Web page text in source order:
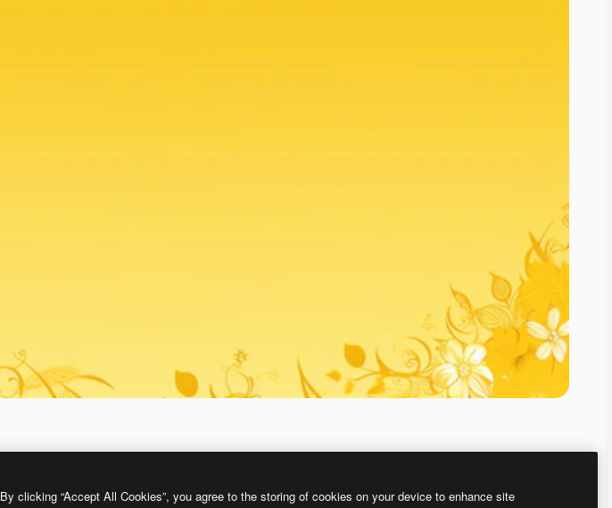
By clicking “Accept All Cookies”, you agree to the storing of cookies on your device to enhance site